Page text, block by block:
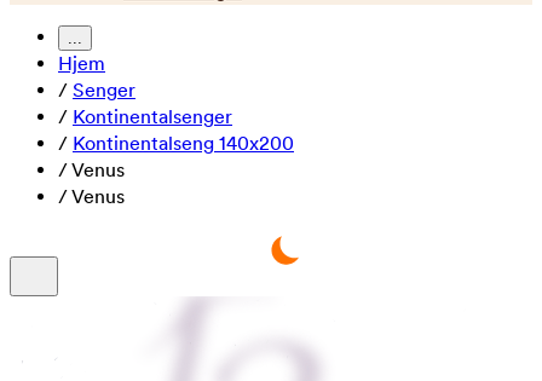
...
Hjem
/ Senger
/ Kontinentalsenger
/ Kontinentalseng 140x200
/Venus
/Venus